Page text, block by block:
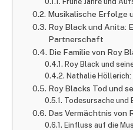
Musikalische Erfolge
Roy Black und Anita:
Partnerschaft
Die Familie von Roy
Roy Black und
Nathalie
Roy Blacks Tod und
Todesursache und
Das Vermächtnis von
Einfluss auf die